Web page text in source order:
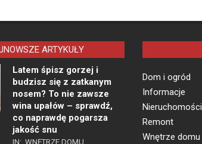
ARTYKUŁY
Latem śpisz gorzej i
budzisz się z zatkanym
nosem? To nie zawsze
wina upałów – sprawdź,
co naprawdę pogarsza
jakość snu
IN: WNĘTRZE DOMU
Dom i ogród
Informacje
Nieruchomości
Remont
Wnętrze domu